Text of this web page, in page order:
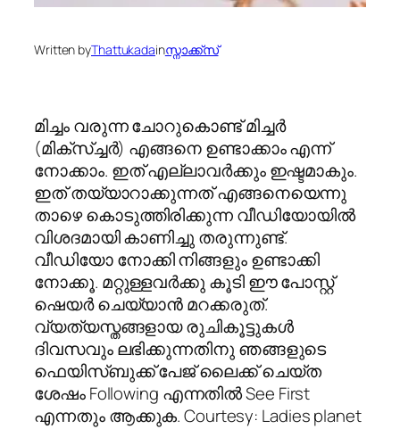
Written byThattukadainസ്നാക്ക്സ്
മിച്ചം വരുന്ന ചോറുകൊണ്ട് മിച്ചർ
(മിക്സ്ച്ചർ) എങ്ങനെ ഉണ്ടാക്കാം എന്ന്
നോക്കാം. ഇത് എല്ലാവര്‍ക്കും ഇഷ്ടമാകും.
ഇത് തയ്യാറാക്കുന്നത് എങ്ങനെയെന്നു
താഴെ കൊടുത്തിരിക്കുന്ന വീഡിയോയില്‍
വിശദമായി കാണിച്ചു തരുന്നുണ്ട്.
വീഡിയോ നോക്കി നിങ്ങളും ഉണ്ടാക്കി
നോക്കൂ. മറ്റുള്ളവര്‍ക്കു കൂടി ഈ പോസ്റ്റ്‌
ഷെയര്‍ ചെയ്യാന്‍ മറക്കരുത്.
വ്യത്യസ്തങ്ങളായ രുചികൂട്ടുകള്‍
ദിവസവും ലഭിക്കുന്നതിനു ഞങ്ങളുടെ
ഫെയിസ്ബുക്ക് പേജ് ലൈക്ക് ചെയ്ത
ശേഷം Following എന്നതില്‍ See First
എന്നതും ആക്കുക. Courtesy: Ladies planet